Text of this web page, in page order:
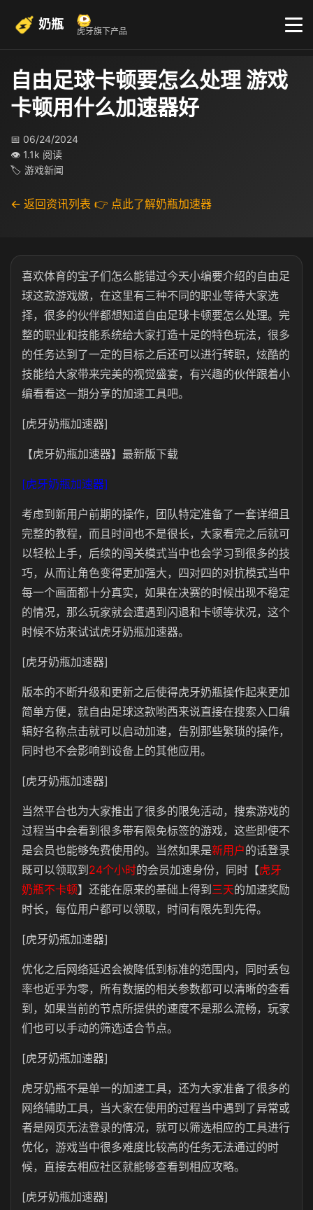
奶瓶 虎牙旗下产品
自由足球卡顿要怎么处理 游戏
卡顿用什么加速器好
📅 06/24/2024
👁 1.1k 阅读
🏷 游戏新闻
← 返回资讯列表 👉 点此了解奶瓶加速器
喜欢体育的宝子们怎么能错过今天小编要介绍的自由足
球这款游戏嫩，在这里有三种不同的职业等待大家选
择，很多的伙伴都想知道自由足球卡顿要怎么处理。完
整的职业和技能系统给大家打造十足的特色玩法，很多
的任务达到了一定的目标之后还可以进行转职，炫酷的
技能给大家带来完美的视觉盛宴，有兴趣的伙伴跟着小
编看看这一期分享的加速工具吧。
[虎牙奶瓶加速器]
【虎牙奶瓶加速器】最新版下载
[虎牙奶瓶加速器]
考虑到新用户前期的操作，团队特定准备了一套详细且
完整的教程，而且时间也不是很长，大家看完之后就可
以轻松上手，后续的闯关模式当中也会学习到很多的技
巧，从而让角色变得更加强大，四对四的对抗模式当中
每一个画面都十分真实，如果在决赛的时候出现不稳定
的情况，那么玩家就会遭遇到闪退和卡顿等状况，这个
时候不妨来试试虎牙奶瓶加速器。
[虎牙奶瓶加速器]
版本的不断升级和更新之后使得虎牙奶瓶操作起来更加
简单方便，就自由足球这款哟西来说直接在搜索入口编
辑好名称点击就可以启动加速，告别那些繁琐的操作，
同时也不会影响到设备上的其他应用。
[虎牙奶瓶加速器]
当然平台也为大家推出了很多的限免活动，搜索游戏的
过程当中会看到很多带有限免标签的游戏，这些即使不
是会员也能够免费使用的。当然如果是新用户的话登录
既可以领取到 24个小时的会员加速身份，同时【虎牙
奶瓶不卡顿】还能在原来的基础上得到 三天的加速奖励
时长，每位用户都可以领取，时间有限先到先得。
[虎牙奶瓶加速器]
优化之后网络延迟会被降低到标准的范围内，同时丢包
率也近乎为零，所有数据的相关参数都可以清晰的查看
到，如果当前的节点所提供的速度不是那么流畅，玩家
们也可以手动的筛选适合节点。
[虎牙奶瓶加速器]
虎牙奶瓶不是单一的加速工具，还为大家准备了很多的
网络辅助工具，当大家在使用的过程当中遇到了异常或
者是网页无法登录的情况，就可以筛选相应的工具进行
优化，游戏当中很多难度比较高的任务无法通过的时
候，直接去相应社区就能够查看到相应攻略。
[虎牙奶瓶加速器]